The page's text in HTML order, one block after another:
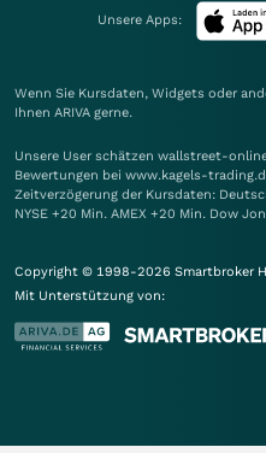
Unsere Apps:
Wenn Sie Kursdaten, Widgets oder
Ihnen ARIVA gerne.
Unsere User schätzen wallstreet-
Bewertungen bei www.kagels-
Zeitverzögerung der Kursdaten:
NYSE +20 Min. AMEX +20 Min. Dow
Copyright © 1998-2026 Smartbroker
Mit Unterstützung von: